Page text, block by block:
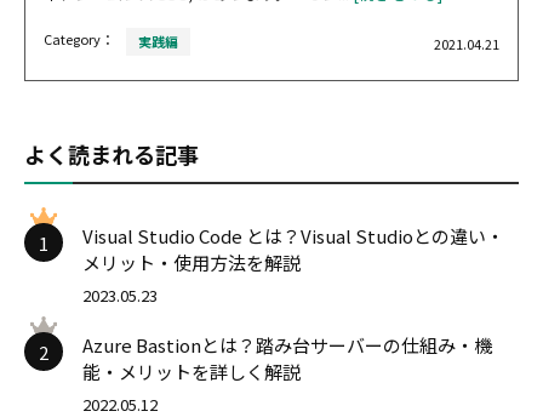
Category： 実践編 2021.04.21
よく読まれる記事
1
Visual Studio Code とは？Visual Studioとの違い・
メリット・使用方法を解説
2023.05.23
2
Azure Bastionとは？踏み台サーバーの仕組み・機
能・メリットを詳しく解説
2022.05.12